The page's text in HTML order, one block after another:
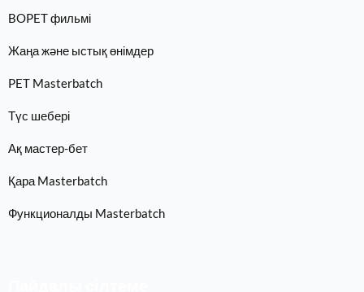
BOPET фильмі
Жаңа және ыстық өнімдер
PET Masterbatch
Түс шебері
Ақ мастер-бет
Қара Masterbatch
Функционалды Masterbatch